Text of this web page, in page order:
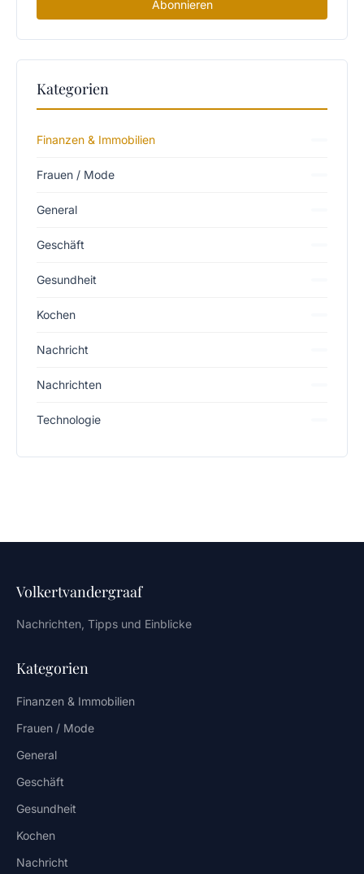
Abonnieren
Kategorien
Finanzen & Immobilien
Frauen / Mode
General
Geschäft
Gesundheit
Kochen
Nachricht
Nachrichten
Technologie
Volkertvandergraaf
Nachrichten, Tipps und Einblicke
Kategorien
Finanzen & Immobilien
Frauen / Mode
General
Geschäft
Gesundheit
Kochen
Nachricht